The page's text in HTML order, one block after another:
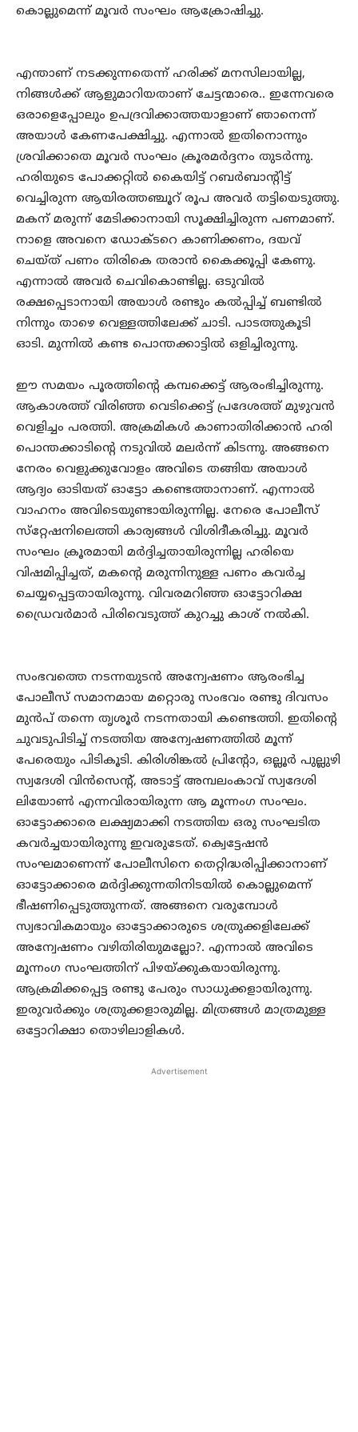
കൊല്ലുമെന്ന് മൂവര്‍ സംഘം ആക്രോഷിച്ചു.
എന്താണ് നടക്കുന്നതെന്ന് ഹരിക്ക് മനസിലായില്ല,
നിങ്ങള്‍ക്ക് ആളുമാറിയതാണ് ചേട്ടന്മാരെ.. ഇന്നേവരെ
ഒരാളെപ്പോലും ഉപദ്രവിക്കാത്തയാളാണ് ഞാനെന്ന്
അയാള്‍ കേണപേക്ഷിച്ചു. എന്നാല്‍ ഇതിനൊന്നും
ശ്രവിക്കാതെ മൂവര്‍ സംഘം ക്രൂരമര്‍ദ്ദനം തുടര്‍ന്നു.
ഹരിയുടെ പോക്കറ്റില്‍ കൈയിട്ട് റബര്‍ബാന്റിട്ട്
വെച്ചിരുന്ന ആയിരത്തഞ്ചൂറ് രൂപ അവര്‍ തട്ടിയെടുത്തു.
മകന് മരുന്ന് മേടിക്കാനായി സൂക്ഷിച്ചിരുന്ന പണമാണ്.
നാളെ അവനെ ഡോക്ടറെ കാണിക്കണം, ദയവ്
ചെയ്ത് പണം തിരികെ തരാന്‍ കൈക്കൂപ്പി കേണു.
എന്നാല്‍ അവര്‍ ചെവികൊണ്ടില്ല. ഒടുവില്‍
രക്ഷപ്പെടാനായി അയാള്‍ രണ്ടും കല്‍പ്പിച്ച് ബണ്ടില്‍
നിന്നും താഴെ വെള്ളത്തിലേക്ക് ചാടി. പാടത്തുകൂടി
ഓടി. മുന്നില്‍ കണ്ട പൊന്തക്കാട്ടില്‍ ഒളിച്ചിരുന്നു.
ഈ സമയം പൂരത്തിന്റെ കമ്പക്കെട്ട് ആരംഭിച്ചിരുന്നു.
ആകാശത്ത് വിരിഞ്ഞ വെടിക്കെട്ട് പ്രദേശത്ത് മുഴുവന്‍
വെളിച്ചം പരത്തി. അക്രമികള്‍ കാണാതിരിക്കാന്‍ ഹരി
പൊന്തക്കാടിന്റെ നടുവില്‍ മലര്‍ന്ന് കിടന്നു. അങ്ങനെ
നേരം വെളുക്കുവോളം അവിടെ തങ്ങിയ അയാള്‍
ആദ്യം ഓടിയത് ഓട്ടോ കണ്ടെത്താനാണ്. എന്നാല്‍
വാഹനം അവിടെയുണ്ടായിരുന്നില്ല. നേരെ പോലീസ്
സ്‌റ്റേഷനിലെത്തി കാര്യങ്ങള്‍ വിശിദീകരിച്ചു. മൂവര്‍
സംഘം ക്രൂരമായി മര്‍ദ്ദിച്ചതായിരുന്നില്ല ഹരിയെ
വിഷമിപ്പിച്ചത്, മകന്റെ മരുന്നിനുള്ള പണം കവര്‍ച്ച
ചെയ്യപ്പെട്ടതായിരുന്നു. വിവരമറിഞ്ഞ ഓട്ടോറിക്ഷ
ഡ്രൈവര്‍മാര്‍ പിരിവെടുത്ത് കുറച്ചു കാശ് നല്‍കി.
സംഭവത്തെ നടന്നയുടന്‍ അന്വേഷണം ആരംഭിച്ച
പോലീസ് സമാനമായ മറ്റൊരു സംഭവം രണ്ടു ദിവസം
മുന്‍പ് തന്നെ തൃശൂര്‍ നടന്നതായി കണ്ടെത്തി. ഇതിന്റെ
ചുവടുപിടിച്ച് നടത്തിയ അന്വേഷണത്തില്‍ മൂന്ന്
പേരെയും പിടികൂടി. കിരിശിങ്കല്‍ പ്രിന്റോ, ഒല്ലൂര്‍ പുല്ലുഴി
സ്വദേശി വിന്‍സെന്റ്, അടാട്ട് അമ്പലംകാവ് സ്വദേശി
ലിയോണ്‍ എന്നവിരായിരുന്ന ആ മൂന്നംഗ സംഘം.
ഓട്ടോക്കാരെ ലക്ഷ്യമാക്കി നടത്തിയ ഒരു സംഘടിത
കവര്‍ച്ചയായിരുന്നു ഇവരുടേത്. ക്വെട്ടേഷന്‍
സംഘമാണെന്ന് പോലീസിനെ തെറ്റിദ്ധരിപ്പിക്കാനാണ്
ഓട്ടോക്കാരെ മര്‍ദ്ദിക്കുന്നതിനിടയില്‍ കൊല്ലുമെന്ന്
ഭീഷണിപ്പെടുത്തുന്നത്. അങ്ങനെ വരുമ്പോള്‍
സ്വഭാവികമായും ഓട്ടോക്കാരുടെ ശത്രുക്കളിലേക്ക്
അന്വേഷണം വഴിതിരിയുമല്ലോ?. എന്നാല്‍ അവിടെ
മൂന്നംഗ സംഘത്തിന് പിഴയ്ക്കുകയായിരുന്നു.
ആക്രമിക്കപ്പെട്ട രണ്ടു പേരും സാധുക്കളായിരുന്നു.
ഇരുവര്‍ക്കും ശത്രുക്കളാരുമില്ല. മിത്രങ്ങള്‍ മാത്രമുള്ള
ഒട്ടോറിക്ഷാ തൊഴിലാളികള്‍.
Advertisement